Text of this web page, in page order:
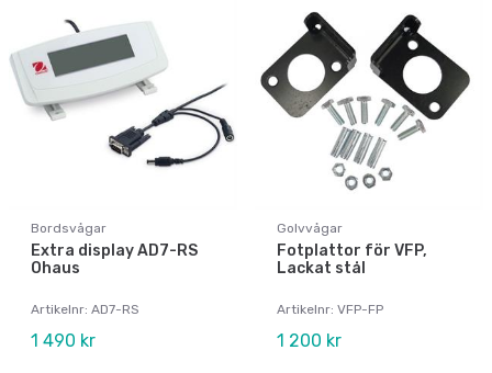
Bordsvågar
Extra display AD7-RS
Ohaus
Artikelnr: AD7-RS
1 490 kr
Golvvågar
Fotplattor för VFP,
Lackat stål
Artikelnr: VFP-FP
1 200 kr